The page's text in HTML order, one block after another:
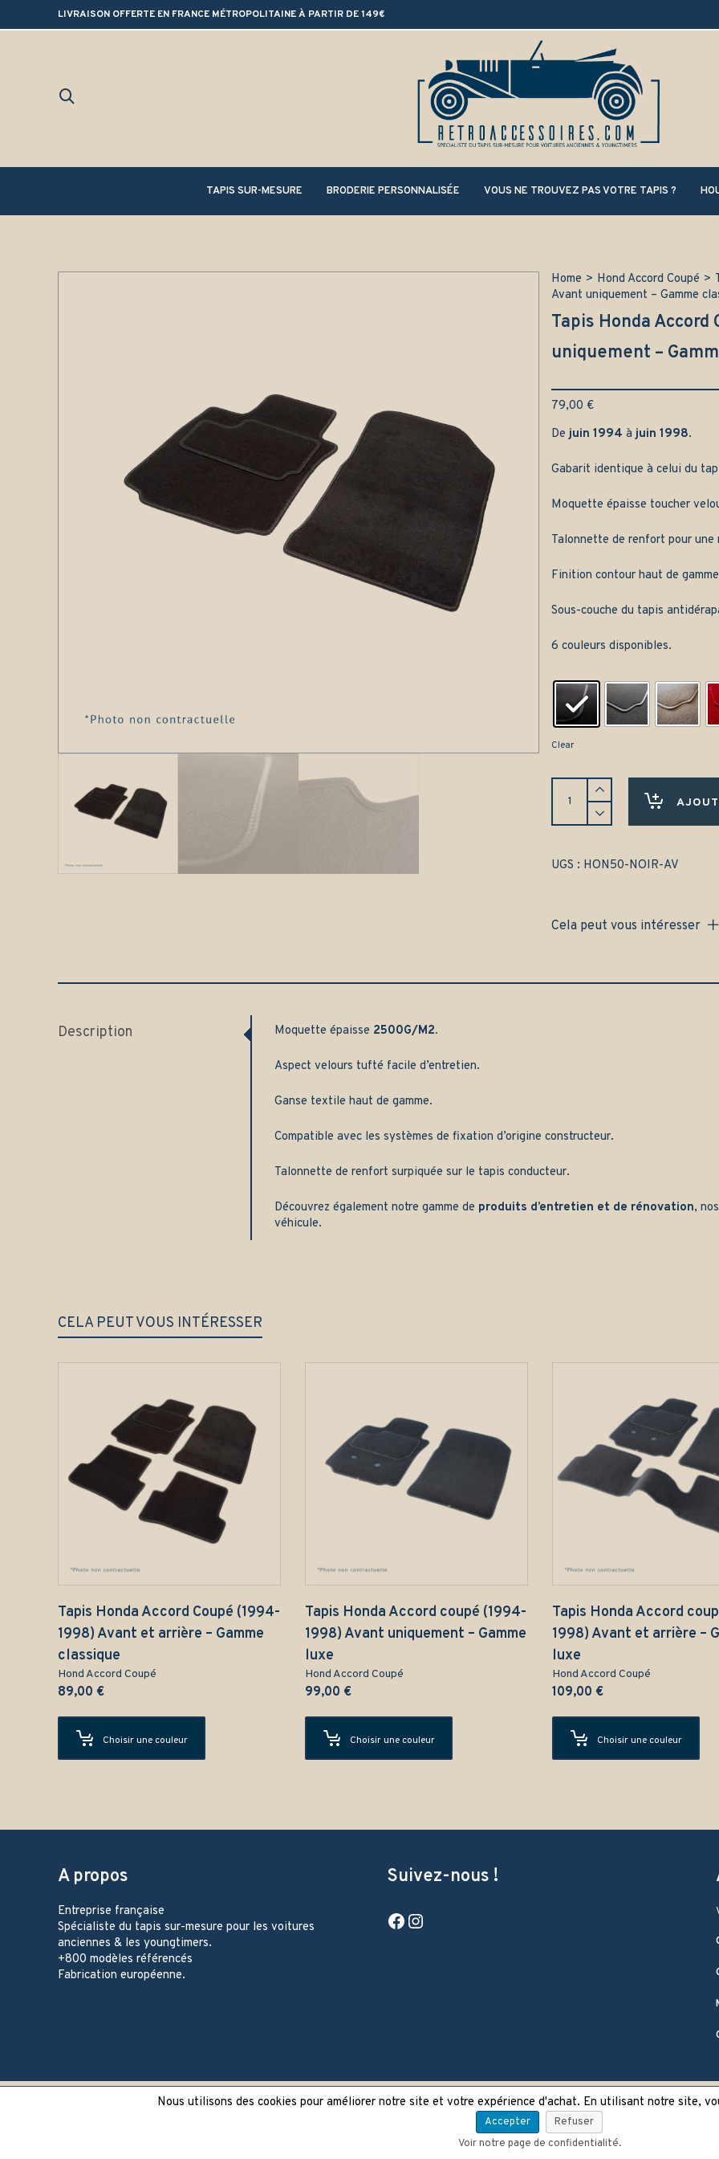
LIVRAISON OFFERTE EN FRANCE MÉTROPOLITAINE À PARTIR DE 149€
TAPIS SUR-MESURE BRODERIE PERSONNALISÉE VOUS NE TROUVEZ PAS VOTRE TAPIS ?
Home > Hond Accord Coupé >
Avant uniquement – Gamme
Tapis Honda Accord
uniquement –
79,00 €
De juin 1994 à juin 1998.
Gabarit identique à celui du
Moquette épaisse toucher
Talonnette de renfort pour
Finition contour haut de
Sous-couche du tapis
6 couleurs disponibles.
Clear
Tapis
Honda
1998)
Gamme
UGS : HON50-NOIR-AV
Cela peut vous intéresser
Description Moquette épaisse 2500G/M2.
Aspect velours tufté facile d’entretien.
Ganse textile haut de gamme.
Compatible avec les systèmes de fixation d’origine constructeur.
Talonnette de renfort surpiquée sur le tapis conducteur.
Découvrez également notre gamme de produits d’entretien et de rénovation, nos
véhicule.
CELA PEUT VOUS INTÉRESSER
Tapis Honda Accord Coupé (1994-
1998) Avant et arrière – Gamme
classique
Hond Accord Coupé
89,00 €
Choisir une couleur
Tapis Honda Accord coupé (1994-
1998) Avant uniquement – Gamme
luxe
Hond Accord Coupé
99,00 €
Choisir une couleur
Tapis Honda Accord
1998) Avant et arrière –
luxe
Hond Accord Coupé
109,00 €
Choisir une couleur
A propos
Entreprise française
Spécialiste du tapis sur-mesure pour les voitures
anciennes & les youngtimers.
+800 modèles référencés
Fabrication européenne.
Suivez-nous !
Facebook
Nous utilisons des cookies pour améliorer notre site et votre expérience d'achat. En utilisant notre site,
Accepter
Refuser
Voir notre page de confidentialité.